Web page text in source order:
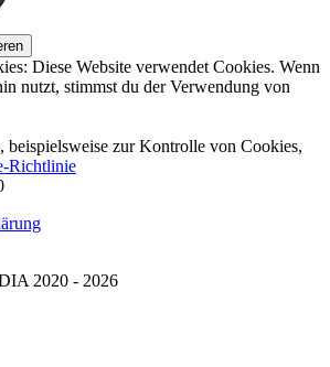
Diese Website verwendet Cookies. Wenn
nutzt, stimmst du der Verwendung von
beispielsweise zur Kontrolle von Cookies,
Richtlinie
2020 - 2026